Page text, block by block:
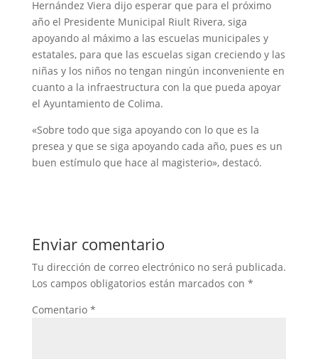
Hernández Viera dijo esperar que para el próximo
año el Presidente Municipal Riult Rivera, siga
apoyando al máximo a las escuelas municipales y
estatales, para que las escuelas sigan creciendo y las
niñas y los niños no tengan ningún inconveniente en
cuanto a la infraestructura con la que pueda apoyar
el Ayuntamiento de Colima.
«Sobre todo que siga apoyando con lo que es la
presea y que se siga apoyando cada año, pues es un
buen estímulo que hace al magisterio», destacó.
Enviar comentario
Tu dirección de correo electrónico no será publicada.
Los campos obligatorios están marcados con *
Comentario *